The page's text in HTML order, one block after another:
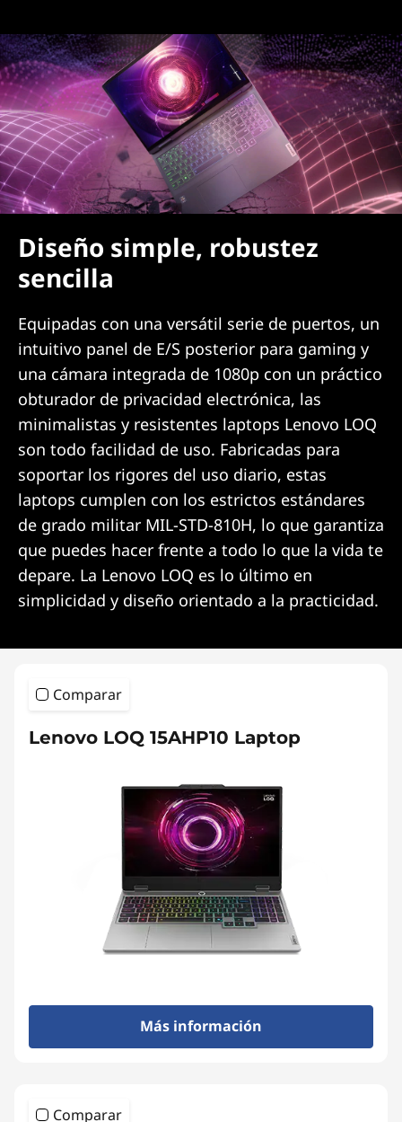
Diseño simple, robustez
sencilla
Equipadas con una versátil serie de puertos, un
intuitivo panel de E/S posterior para gaming y
una cámara integrada de 1080p con un práctico
obturador de privacidad electrónica, las
minimalistas y resistentes laptops Lenovo LOQ
son todo facilidad de uso. Fabricadas para
soportar los rigores del uso diario, estas
laptops cumplen con los estrictos estándares
de grado militar MIL-STD-810H, lo que garantiza
que puedes hacer frente a todo lo que la vida te
depare. La Lenovo LOQ es lo último en
simplicidad y diseño orientado a la practicidad.
Comparar
Lenovo LOQ 15AHP10 Laptop
Más información
Comparar